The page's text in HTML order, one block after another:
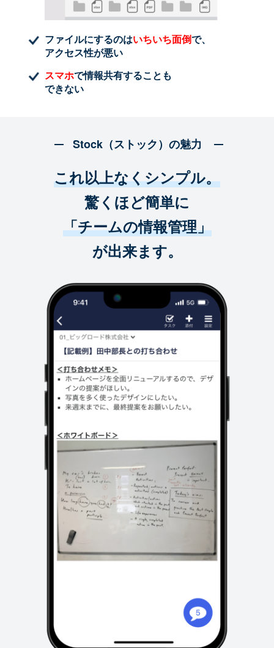
ファイルにするのはいちいち面倒で、
アクセス性が悪い
スマホで情報共有することも
できない
Stock（ストック）の魅力
これ以上なくシンプル。
驚くほど簡単に
「チームの情報管理」
が出来ます。